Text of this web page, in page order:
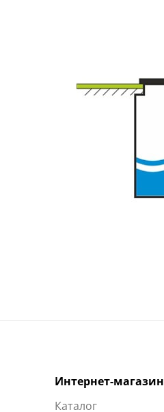
Интернет-магазин
Каталог